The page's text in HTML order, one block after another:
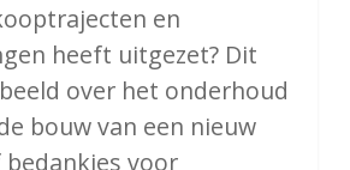
en
heeft uitgezet? Dit
over het onderhoud
bouw van een nieuw
voor